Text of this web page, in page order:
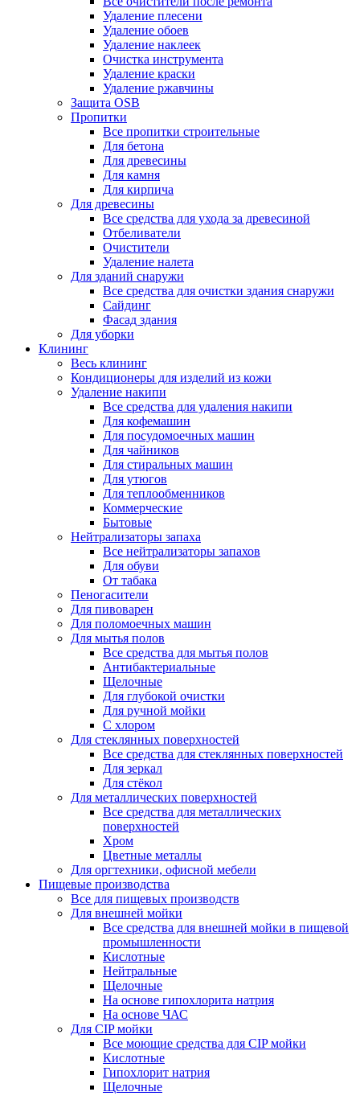
Удаление плесени
Удаление обоев
Удаление наклеек
Очистка инструмента
Удаление краски
Удаление ржавчины
Защита OSB
Пропитки
Все пропитки строительные
Для бетона
Для древесины
Для камня
Для кирпича
Для древесины
Все средства для ухода за древесиной
Отбеливатели
Очистители
Удаление налета
Для зданий снаружи
Все средства для очистки здания снаружи
Сайдинг
Фасад здания
Для уборки
Клининг
Весь клининг
Кондиционеры для изделий из кожи
Удаление накипи
Все средства для удаления накипи
Для кофемашин
Для посудомоечных машин
Для чайников
Для стиральных машин
Для утюгов
Для теплообменников
Коммерческие
Бытовые
Нейтрализаторы запаха
Все нейтрализаторы запахов
Для обуви
От табака
Пеногасители
Для пивоварен
Для поломоечных машин
Для мытья полов
Все средства для мытья полов
Антибактериальные
Щелочные
Для глубокой очистки
Для ручной мойки
С хлором
Для стеклянных поверхностей
Все средства для стеклянных поверхностей
Для зеркал
Для стёкол
Для металлических поверхностей
Все средства для металлических
поверхностей
Хром
Цветные металлы
Для оргтехники, офисной мебели
Пищевые производства
Все для пищевых производств
Для внешней мойки
Все средства для внешней мойки в пищевой
промышленности
Кислотные
Нейтральные
Щелочные
На основе гипохлорита натрия
На основе ЧАС
Для CIP мойки
Все моющие средства для CIP мойки
Кислотные
Гипохлорит натрия
Щелочные